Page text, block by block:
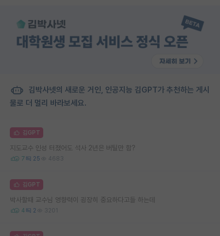
김박사넷의 새로운 거인, 인공지능 김GPT가 추천하는 게시
물로 더 멀리 바라보세요.
김GPT
지도교수 인성 터졌어도 석사 2년은 버틸만 함?
7 25 4683
김GPT
박사할때 교수님 영향력이 굉장히 중요하다고들 하는데
4 2 3201